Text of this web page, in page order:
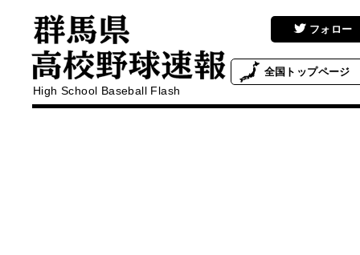
High School Baseball Flash
フォロー
全国 トップページ